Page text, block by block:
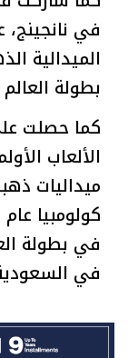
بطولة العالم
كما حصلت
ميداليات
في بطولة
في